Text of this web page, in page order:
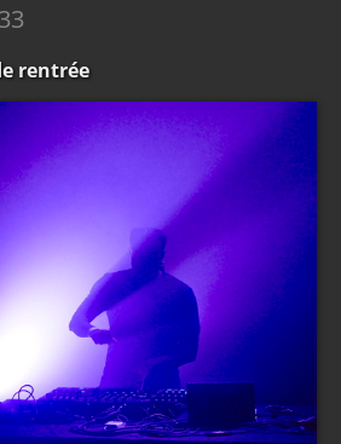
rentrée